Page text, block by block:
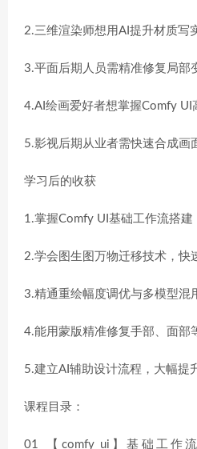
2.三维渲染师想用AI提升材质写
3.平面后期人员需精准修复局部
4.AI绘画爱好者想掌握Comfy UI
5.影视后期从业者需快速合成画
学习后的收获
1.掌握Comfy UI基础工作流搭建
2.学会图生图万物迁移技术，快
3.精通重绘幅度调优与多模型混
4.能用蒙版精准修复手部、面部
5.建立AI辅助设计流程，大幅提
课程目录：
01_【comfy ui】基础工作